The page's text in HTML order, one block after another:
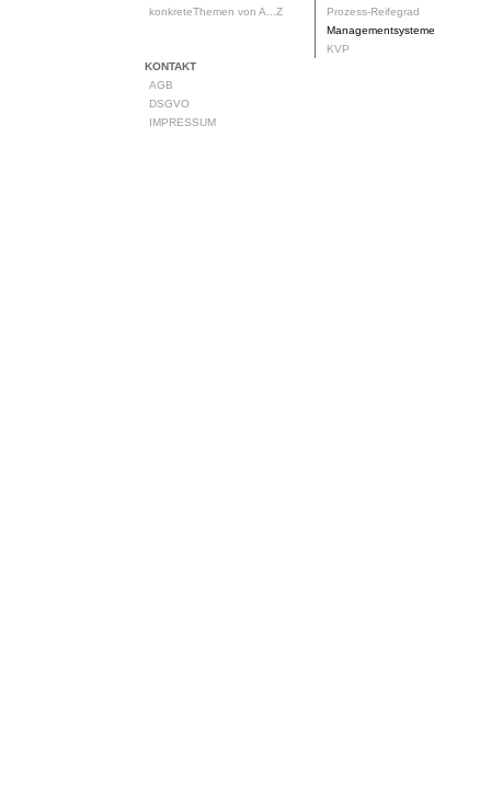
konkreteThemen von A...Z
Prozess-Reifegrad
Managementsysteme
KVP
KONTAKT
AGB
DSGVO
IMPRESSUM